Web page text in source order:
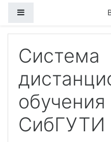
Система
СибГУТИ